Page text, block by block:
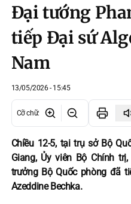
Đại tướng
tiếp Đại sứ
Nam
13/05/2026 - 15:45
Cỡ chữ:
Chiều 12-5, tại trụ sở Bộ
Giang, Ủy viên Bộ Chính
trưởng Bộ Quốc phòng đã
Azeddine Bechka.